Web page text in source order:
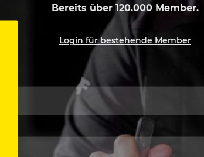
Bereits über 120.000 Member.
Login für bestehende Member